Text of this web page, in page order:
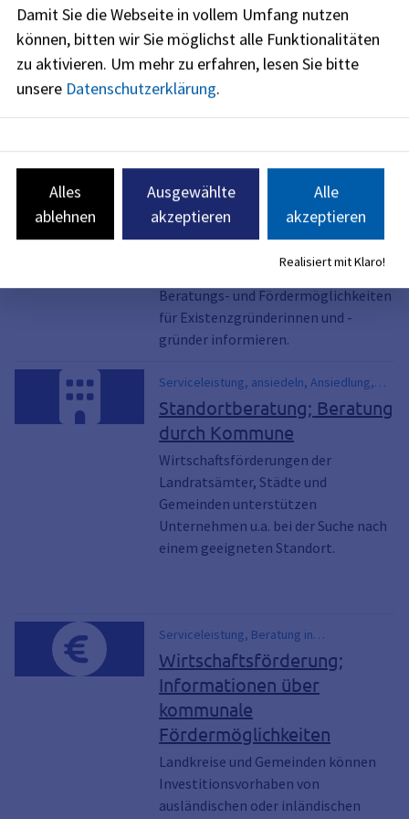
Es wurden 3 Serviceleistungen gefunden
Gründung, Förderdatenbank, Startup in
Bayern - Gründerportal Bayern, Wegweiser
in die Selbständigkeit
Existenzgründung; Beratung
und Förderung
Sie können sich über das Portal
"Gründerland Bayern" und zum
Beratungs- und Fördermöglichkeiten
für Existenzgründerinnen und -
gründer informieren.
Serviceleistung, ansiedeln, Ansiedlung,
beraten, Gewerbeflächen,
Industriestandort, Information,
Informieren, investieren, Invest in Bavaria,
Site Information System,
Standortdatenbank, Standortmarketing,
umsiedeln, Umsiedlungsberatung,
Standortberatung; Beratung
durch Kommune
Wirtschaftsförderungen der
Landratsämter, Städte und
Gemeinden unterstützen
Unternehmen u.a. bei der Suche nach
einem geeigneten Standort.
Serviceleistung, Beratung in
Standortfragen, Gewerbeflächen und
Immobilien, Informationsveranstaltungen,
Schaffung neuer Arbeitsplätze,
Standortentwicklung
Wirtschaftsförderung;
Informationen über
kommunale
Fördermöglichkeiten
Landkreise und Gemeinden können
Investitionsvorhaben von
ausländischen oder inländischen
Damit Sie die Webseite in vollem Umfang nutzen
können, bitten wir Sie möglichst alle Funktionalitäten
zu aktivieren. Um mehr zu erfahren, lesen Sie bitte
unsere Datenschutzerklärung.
Alles
ablehnen
Ausgewählte
akzeptieren
Alle
akzeptieren
Realisiert mit Klaro!